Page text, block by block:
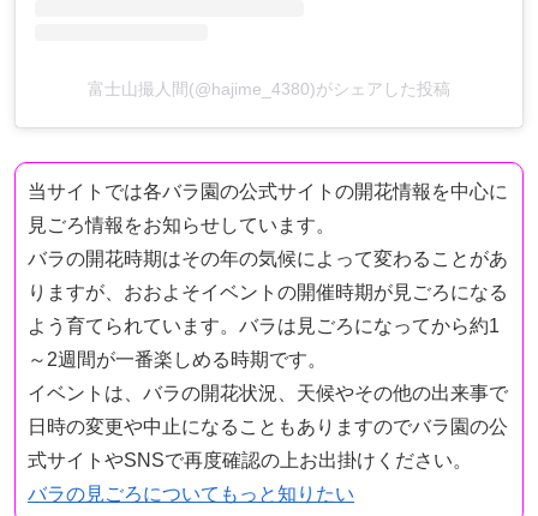
富士山撮人間(@hajime_4380)がシェアした投稿
当サイトでは各バラ園の公式サイトの開花情報を中心に
見ごろ情報をお知らせしています。
バラの開花時期はその年の気候によって変わることがあ
りますが、おおよそイベントの開催時期が見ごろになる
よう育てられています。バラは見ごろになってから約1
～2週間が一番楽しめる時期です。
イベントは、バラの開花状況、天候やその他の出来事で
日時の変更や中止になることもありますのでバラ園の公
式サイトやSNSで再度確認の上お出掛けください。
バラの見ごろについてもっと知りたい